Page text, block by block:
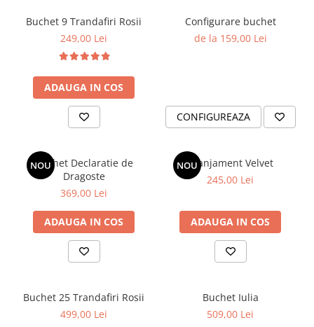
Buchet 9 Trandafiri Rosii
249,00 Lei
ADAUGA IN COS
Configurare buchet
de la 159,00 Lei
CONFIGUREAZA
NOU
Buchet Declaratie de
Dragoste
369,00 Lei
ADAUGA IN COS
NOUAranjament Velvet
245,00 Lei
ADAUGA IN COS
Buchet 25 Trandafiri Rosii
499,00 Lei
Buchet Iulia
509,00 Lei